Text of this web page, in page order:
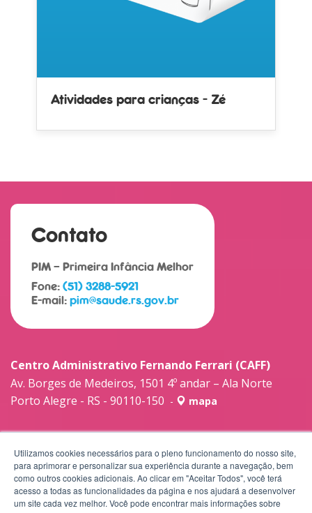
Atividades para crianças - Zé
Centro Administrativo Fernando Ferrari (CAFF)
Av. Borges de Medeiros, 1501 4º andar – Ala Norte
Porto Alegre - RS - 90110-150 - mapa
Contato
PIM – Primeira Infância Melhor
Fone: (51) 3288-5921
E-mail: pim@saude.rs.gov.br
Utilizamos cookies necessários para o pleno funcionamento do nosso site,
para aprimorar e personalizar sua experiência durante a navegação, bem
como outros cookies adicionais. Ao clicar em "Aceitar Todos", você terá
acesso a todas as funcionalidades da página e nos ajudará a desenvolver
um site cada vez melhor. Você pode encontrar mais informações sobre